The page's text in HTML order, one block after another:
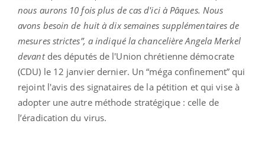
nous aurons 10 fois plus de cas d'ici à Pâques. Nous
avons besoin de huit à dix semaines supplémentaires de
mesures strictes”, a indiqué la chancelière Angela Merkel
devant des députés de l'Union chrétienne démocrate
(CDU) le 12 janvier dernier. Un “méga confinement” qui
rejoint l'avis des signataires de la pétition et qui vise à
adopter une autre méthode stratégique : celle de
l’éradication du virus.